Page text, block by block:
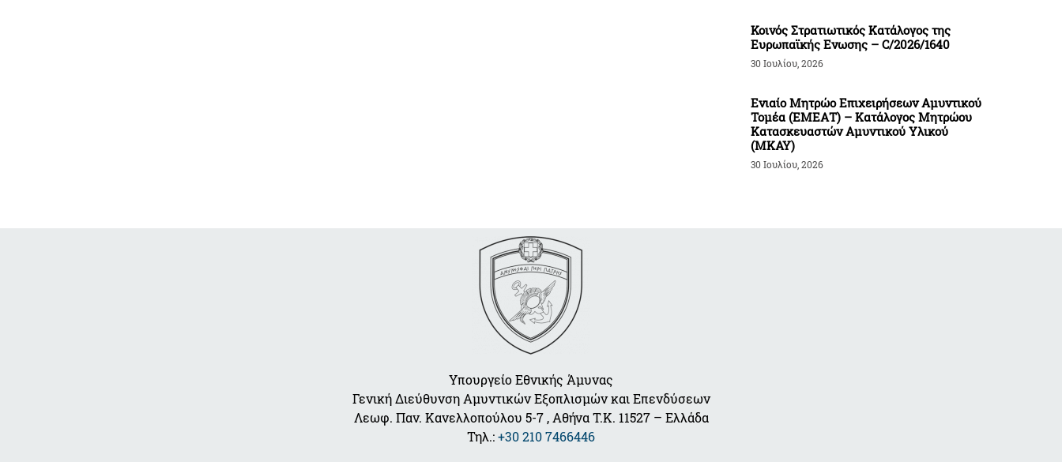
Κοινός Στρατιωτικός Κατάλογος της
Ευρωπαϊκής Ενωσης – C/2026/1640
30 Ιουλίου, 2026
Ενιαίο Μητρώο Επιχειρήσεων Αμυντικού
Τομέα (ΕΜΕΑΤ) – Κατάλογος Μητρώου
Κατασκευαστών Αμυντικού Υλικού
(ΜΚΑΥ)
30 Ιουλίου, 2026
Υπουργείο Εθνικής Άμυνας
Γενική Διεύθυνση Αμυντικών Εξοπλισμών και Επενδύσεων
Λεωφ. Παν. Κανελλοπούλου 5-7 , Αθήνα Τ.Κ. 11527 – Ελλάδα
Τηλ.:+30 210 7466446